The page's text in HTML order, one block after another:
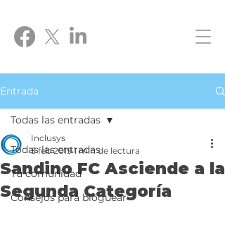
Entrada
Todas las entradas
Tu comunidad
Consejos para bloguear
Todas las entradas
Sandino FC Asciende a la
Segunda Categoría
Inclusys
5 feb 2019 1 min de lectura